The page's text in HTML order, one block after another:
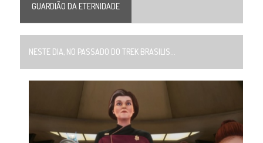
GUARDIÃO DA ETERNIDADE
NESTE DIA, NO PASSADO DO TREK BRASILIS...